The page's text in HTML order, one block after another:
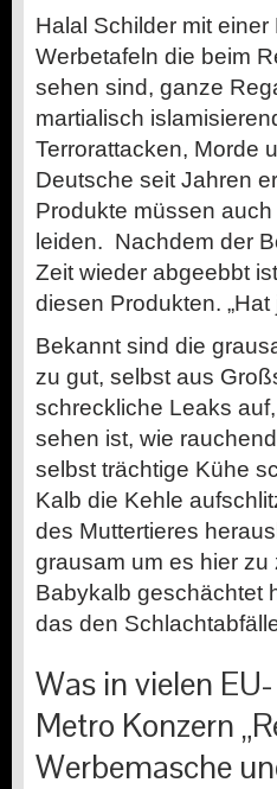
Halal Schilder mit
Werbetafeln die beim
sehen sind, ganze
martialisch
Terrorattacken, Morde
Deutsche seit Jahren
Produkte müssen
leiden. Nachdem der
Zeit wieder abgeebbt
diesen Produkten.
Bekannt sind die
zu gut, selbst aus
schreckliche Leaks
sehen ist, wie
selbst trächtige Kühe
Kalb die Kehle
des Muttertieres
grausam um es hier
Babykalb geschächtet
das den
Was in vielen
Metro Konzern
Werbemasche